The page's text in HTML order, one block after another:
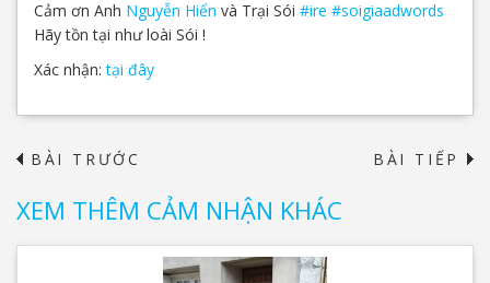
Cảm ơn Anh Nguyễn Hiển và Trại Sói #ire #soigiaadwords
Hãy tồn tại như loài Sói !
Xác nhận: tại đây
BÀI TRƯỚC BÀI TIẾP →
XEM THÊM CẢM NHẬN KHÁC